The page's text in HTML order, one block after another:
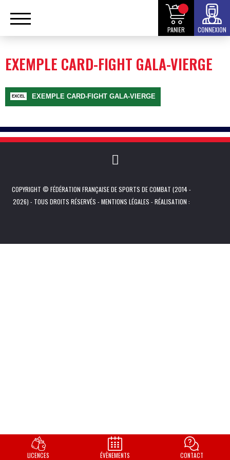
PANIER CONNEXION
EXEMPLE CARD-FIGHT GALA-VIERGE
EXEMPLE CARD-FIGHT GALA-VIERGE
COPYRIGHT © FÉDÉRATION FRANÇAISE DE SPORTS DE COMBAT (2014 -
2026) - TOUS DROITS RÉSERVÉS -MENTIONS LÉGALES - RÉALISATION :
LICENCES ÉVÈNEMENTS CONTACT